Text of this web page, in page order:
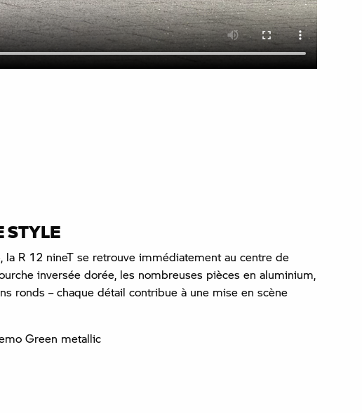
STYLE
la R 12 nineT se retrouve immédiatement au centre de
inversée dorée, les nombreuses pièces en aluminium,
ronds – chaque détail contribue à une mise en scène
Green metallic